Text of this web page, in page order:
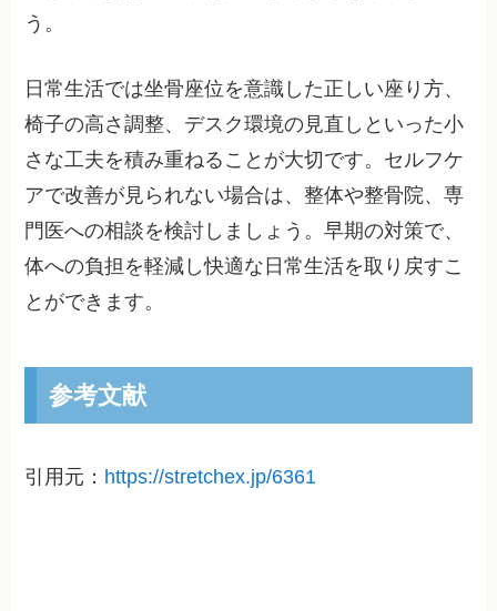
う。
日常生活では坐骨座位を意識した正しい座り方、
椅子の高さ調整、デスク環境の見直しといった小
さな工夫を積み重ねることが大切です。セルフケ
アで改善が見られない場合は、整体や整骨院、専
門医への相談を検討しましょう。早期の対策で、
体への負担を軽減し快適な日常生活を取り戻すこ
とができます。
参考文献
引用元： https://stretchex.jp/6361